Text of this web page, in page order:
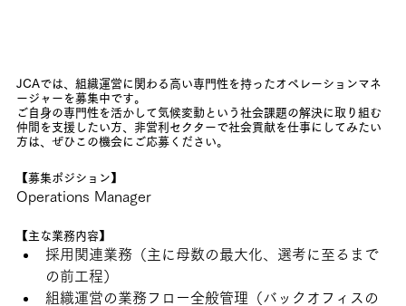
JCAでは、組織運営に関わる高い専門性を持ったオペレーションマネ
ージャーを募集中です。
ご自身の専門性を活かして気候変動という社会課題の解決に取り組む
仲間を支援したい方、非営利セクターで社会貢献を仕事にしてみたい
方は、ぜひこの機会にご応募ください。
【募集ポジション】
Operations Manager
【主な業務内容】
採用関連業務（主に母数の最大化、選考に至るまで
の前工程）
組織運営の業務フロー全般管理（バックオフィスの